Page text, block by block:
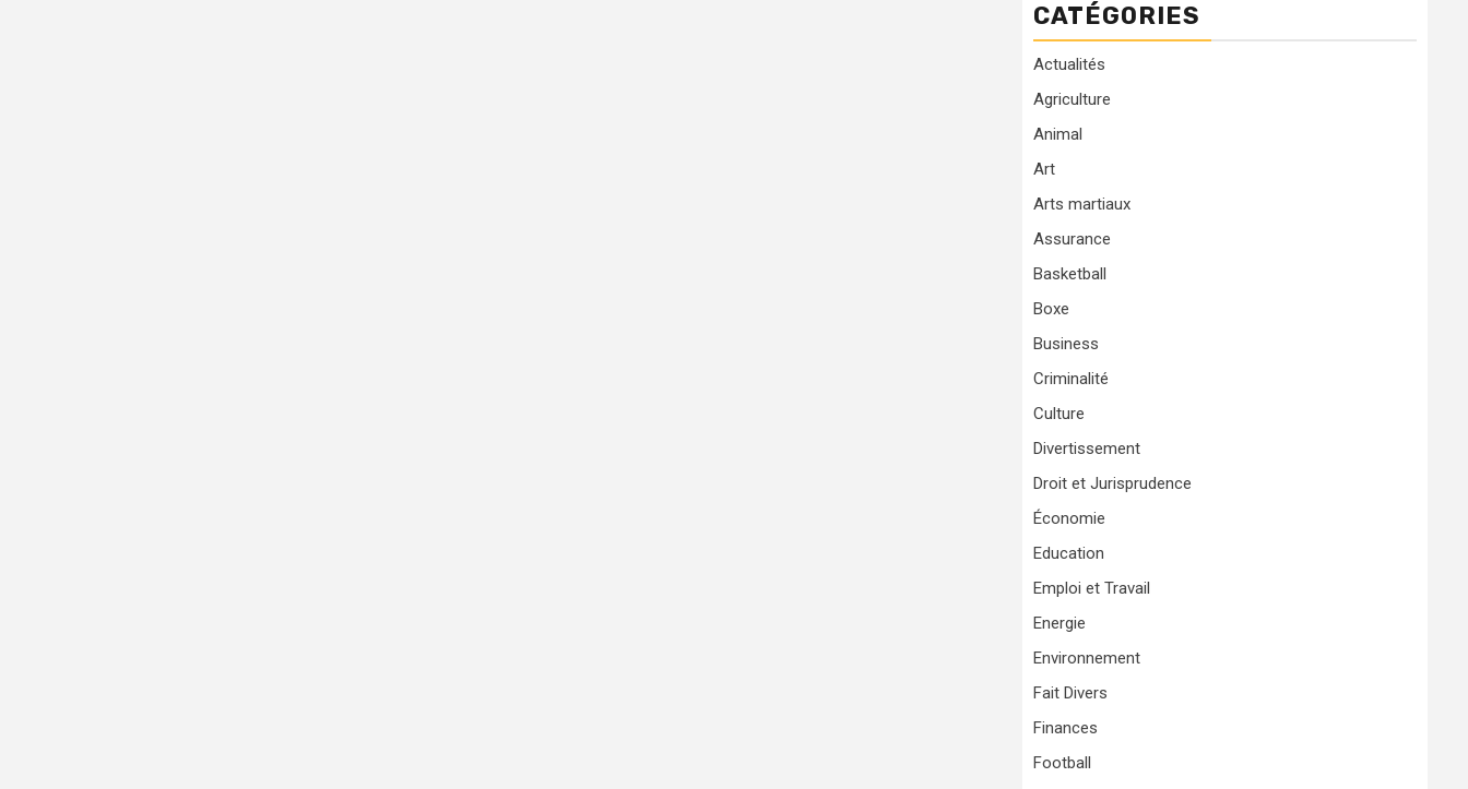
CATÉGORIES
Actualités
Agriculture
Animal
Art
Arts martiaux
Assurance
Basketball
Boxe
Business
Criminalité
Culture
Divertissement
Droit et Jurisprudence
Économie
Education
Emploi et Travail
Energie
Environnement
Fait Divers
Finances
Football